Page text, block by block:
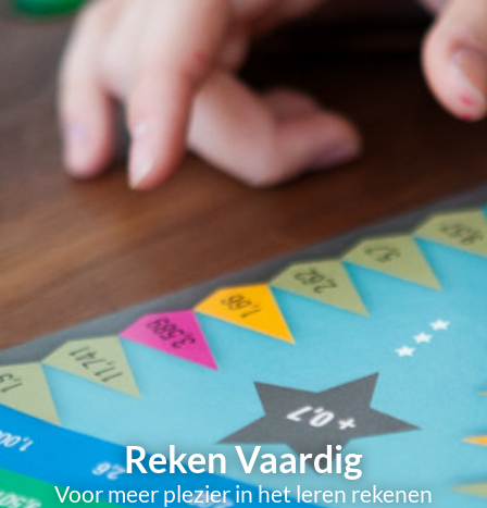
Reken Vaardig
Voor meer plezier in het leren rekenen